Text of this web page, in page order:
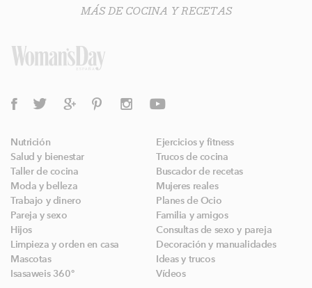
MÁS DE COCINA Y RECETAS
Nutrición
Ejercicios y fitness
Salud y bienestar
Trucos de cocina
Taller de cocina
Buscador de recetas
Moda y belleza
Mujeres reales
Trabajo y dinero
Planes de Ocio
Pareja y sexo
Familia y amigos
Hijos
Consultas de sexo y pareja
Limpieza y orden en casa
Decoración y manualidades
Mascotas
Ideas y trucos
Isasaweis 360º
Vídeos